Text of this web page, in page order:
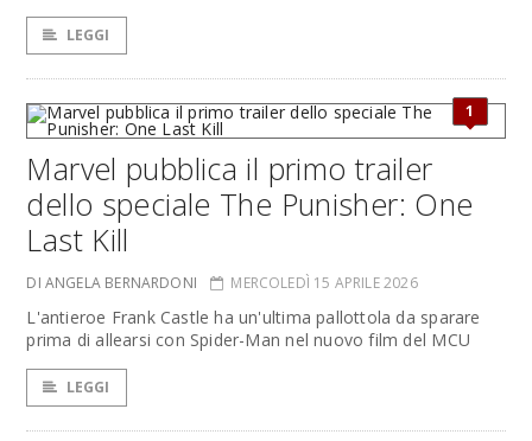
LEGGI
1
Marvel pubblica il primo trailer
dello speciale The Punisher: One
Last Kill
DI ANGELA BERNARDONI MERCOLEDÌ 15 APRILE 2026
L'antieroe Frank Castle ha un'ultima pallottola da sparare
prima di allearsi con Spider-Man nel nuovo film del MCU
LEGGI